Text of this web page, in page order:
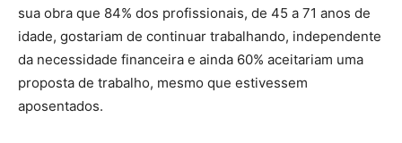
sua obra que 84% dos profissionais, de 45 a 71 anos de
idade, gostariam de continuar trabalhando, independente
da necessidade financeira e ainda 60% aceitariam uma
proposta de trabalho, mesmo que estivessem
aposentados.